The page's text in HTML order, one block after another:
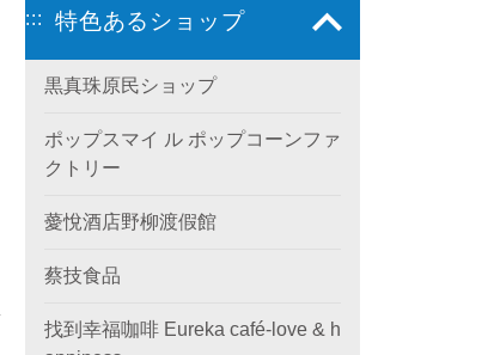
::: 特色あるショップ
黒真珠原民ショップ
ポップスマイ ル ポップコーンファ
クトリー
薆悅酒店野柳渡假館
蔡技食品
找到幸福咖啡 Eureka café-love & h